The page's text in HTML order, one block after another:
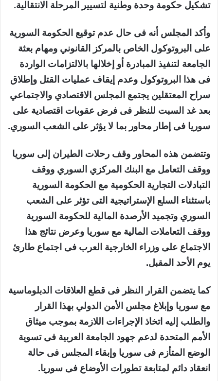
تشكيل حكومة وحدة وطنية لتسيير المرحلة الانتقالية.
وأكد المجلس أنه فى حال عدم توقيع الحكومة السورية
على البروتوكول الخاص بالمركز القانوني ومهام بعثة
الجامعة لتنفيذ المبادرة أو إخلالها بالالتزامات الواردة
فى هذا البروتوكول وعدم إيقاف عمليات القتل وإطلاق
سراح المعتقلين يجتمع المجلس الاقتصادي والاجتماعي
بعد غد السبت للنظر فى فرض عقوبات اقتصادية على
سوريا فى إطار محاور بما لا يؤثر على الشعب السوري.
وتتضمن هذه المحاور وقف رحلات الطيران إلى سوريا
ووقف التعامل مع البنك المركزي السوري ووقف
التبادلات التجارية الحكومية مع الحكومة السورية
باستثناء السلع الإستراتيجية التى تؤثر على الشعب
السوري وتجميد الأرصدة المالية للحكومة السورية
ووقف التعاملات المالية مع سوريا وعرض نتائج هذا
الاجتماع على وزراء الخارجية العرب فى اجتماع طارئ
يوم الأحد المقبل.
كما يتضمن القرار النظر فى قطع العلاقات الدبلوماسية
مع سوريا وإبلاغ مجلس الأمن الدولي بهذا القرار
والطلب إليه اتخاذ الإجراءات اللازمة بموجب ميثاق
الأمم المتحدة لدعم جهود الجامعة العربية فى تسوية
الوضع المتأزم فى سوريا وإبقاء المجلس فى حالة
انعقاد دائم لمتابعة تطورات الأوضاع فى سوريا.